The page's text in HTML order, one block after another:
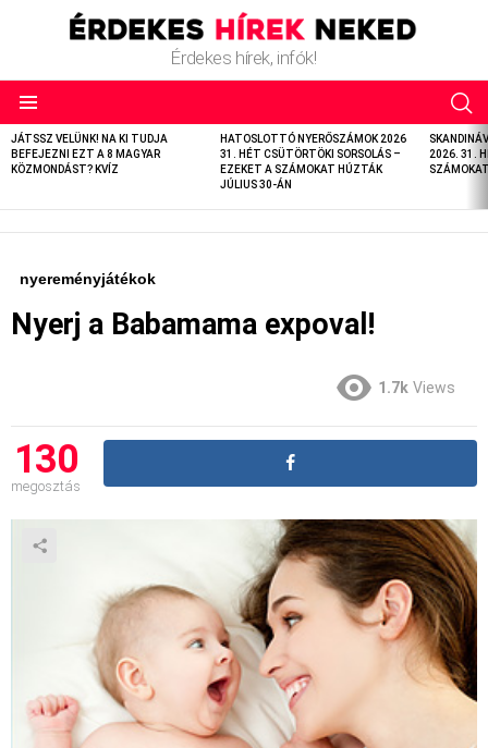
Érdekes hírek, infók!
LATEST
STORIES
JÁTSSZ VELÜNK! NA KI TUDJA
BEFEJEZNI EZT A 8 MAGYAR
KÖZMONDÁST? KVÍZ
HATOSLOTTÓ NYERŐSZÁMOK 2026
31. HÉT CSÜTÖRTÖKI SORSOLÁS –
EZEKET A SZÁMOKAT HÚZTÁK
JÚLIUS 30-ÁN
2026. 31.
nyereményjátékok
Nyerj a Babamama expoval!
1.7k Views
130
megosztás